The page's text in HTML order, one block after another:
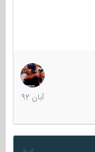
22
آبان
1392